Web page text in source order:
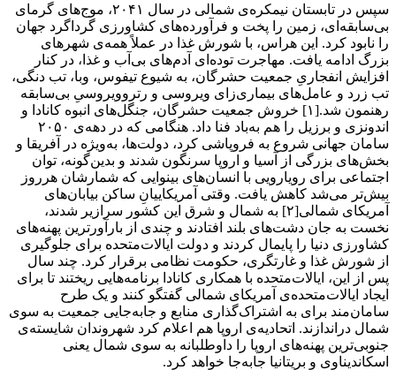
سپس در تابستان نیمکره‌ی شمالی در سال ۲۰۴۱، موج‌های گرمای
بی‌سابقه‌ای، زمین را پخت و فرآورده‌های کشاورزی گرداگرد جهان
را نابود کرد. این هراس، با شورش غذا در عملاً همه‌ی شهرهای
بزرگ ادامه یافت. مهاجرت توده‌ای آدم‌های بی‌آب و غذا، در کنار
افزایش انفجاریِ جمعیت حشرگان، به شیوع تیفوس، وبا، تب دنگی،
تب زرد و عامل‌های بیماری‌زای ویروسی و رتروویروسی‌ِ بی‌سابقه
رهنمون شد.[۱] خروش جمعیت حشرگان، جنگل‌های انبوه کانادا و
اندونزی و برزیل را هم به‌باد فنا داد. هنگامی که در دهه‌ی ۲۰۵۰
سامان جهانی شروع به فروپاشی کرد، دولت‌ها، به‌ویژه در آفریقا و
بخش‌های بزرگی از آسیا و اروپا سرنگون شدند و بدین‌گونه، توان
اجتماعی برای رویارویی با انسان‌های بینوایی که شمارشان هرروز
بیش‌تر می‌شد کاهش یافت. وقتی آمریکاییانِ ساکن بیابان‌های
آمریکای شمالی[۲] به شمال و شرق این کشور سرازیر شدند،
نخست به جان دشت‌های بلند افتادند و چندی از بارآورترین پهنه‌های
کشاورزی دنیا را پایمال کردند و دولت ایالات‌متحده برای جلوگیری
از شورش غذا و غارتگری، حکومت نظامی برقرار کرد. چند سال
پس از این، ایالات‌متحده با همکاری کانادا برنامه‌هایی ریختند تا برای
ایجاد ایالات‌متحده‌ی آمریکای شمالی گفتگو کنند و یک طرح
سامان‌مند برای به اشتراک‌گذاری منابع و جابه‌جایی جمعیت به سوی
شمال دراندازند. اتحادیه‌ی اروپا هم اعلام کرد شهروندان شایسته‌ی
جنوبی‌ترین پهنه‌های اروپا را داوطلبانه به سوی شمال یعنی
اسکاندیناوی و بریتانیا جابه‌جا خواهد کرد.